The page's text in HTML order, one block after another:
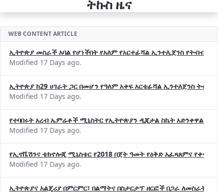
ኢትዮጵያ መስራች አባል የሆነችበት የአለም የአርተፊሻል ኢንተሊጀንስ የትብብር
Modified 17 Days ago.
ኢትዮጵያ ከ29 ሀገራት ጋር በመሆን የዓለም አቀፍ አርቴፊሻል ኢንተለጀንስ
Modified 17 Days ago.
የተባበሩት አረብ ኤምሬቶች ሚኒስትር የኢትዮጵያን ዲጂታል ስኬት አድንቀዋል
Modified 17 Days ago.
የኢኖቬሽንና ቴክኖሎጂ ሚኒስቴር የ2018 በጀት ዓመት የዕቅድ አፈጻጸምና
Modified 17 Days ago.
ኢትዮጵያና አልጄሪያ በምርምር፣ በልማትና በስታርታፕ ዘርፎች በጋራ ለመስራት
Modified 5 Months ago.